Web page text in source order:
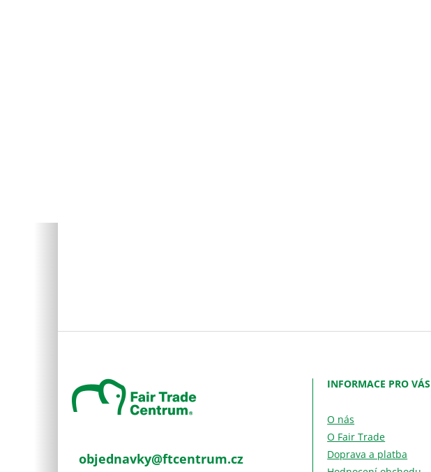
objednavky@ftcentrum.cz
INFORMACE PRO VÁS
O nás
O Fair Trade
Doprava a platba